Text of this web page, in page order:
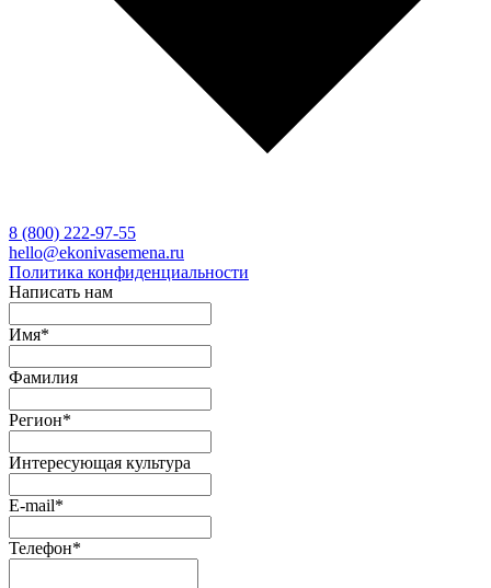
8 (800) 222-97-55
hello@ekonivasemena.ru
Политика конфиденциальности
Написать нам
Имя*
Фамилия
Регион*
Интересующая культура
E-mail*
Телефон*